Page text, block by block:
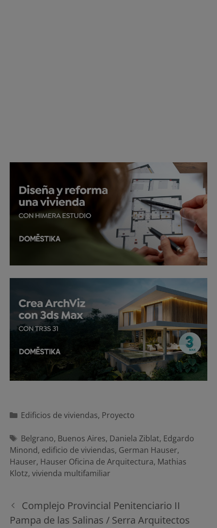
Categorías
Edificios de viviendas, Proyecto
Etiquetas
Belgrano, Buenos Aires, Daniela Ziblat, Edgardo
Minond, edificio de viviendas, German Hauser,
Hauser, Hauser Oficina de Arquitectura, Mathias
Klotz, vivienda multifamiliar
Navegación
de
Complejo Provincial Penitenciario II
Pampa de las Salinas / Serra Arquitectos